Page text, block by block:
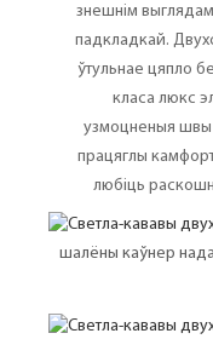
знешнім
падкладкай.
ўтульнае цяпло
класа люкс
узмоцненыя швы
працяглы
любіць
шалёны каўнер